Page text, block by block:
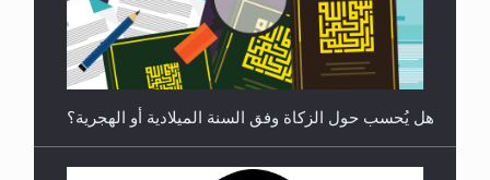
هل يُحسب حول الزكاة وفق السنة الميلادية أو الهجرية؟